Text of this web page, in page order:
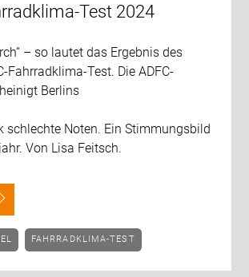
Test 2024
– so lautet das Ergebnis des
Fahrradklima-Test. Die ADFC-
Berlins
schlechte Noten. Ein Stimmungsbild
Von Lisa Feitsch.
FAHRRADKLIMA-TEST